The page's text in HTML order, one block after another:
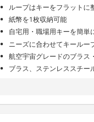
ループはキーをフラットに
紙幣を1枚収納可能
自宅用・職場用キーを簡単
ニーズに合わせてキールー
航空宇宙グレードのブラス
ブラス、ステンレススチー